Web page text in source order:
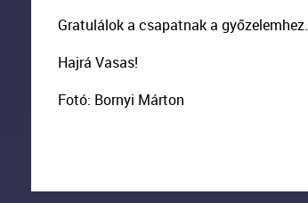
Gratulálok a csapatnak a győzelemhez.
Hajrá Vasas!
Fotó: Bornyi Márton